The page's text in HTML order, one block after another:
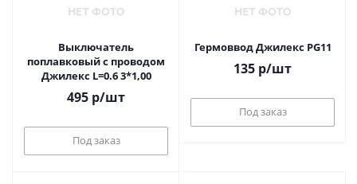
Выключатель
поплавковый с проводом
Джилекс L=0.6 3*1,00
495 р/шт
Под заказ
Гермоввод Джилекс PG11
135 р/шт
Под заказ